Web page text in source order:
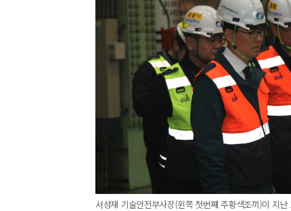
서성재 기술안전부사장(왼쪽 첫번째 주황색조끼)이 지